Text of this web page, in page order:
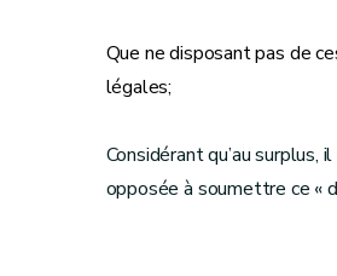
Que ne disposant pas de
légales;
Considérant qu’au
opposée à soumettre ce «